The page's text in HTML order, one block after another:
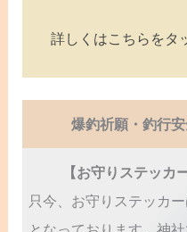
詳しくはこちらをタ
爆釣祈願・釣行
【お守りステッカ
只今、お守りステッカ